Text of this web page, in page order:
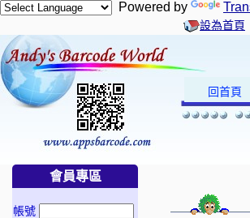
Powered by
設為首頁
回首頁
會員專區
帳號